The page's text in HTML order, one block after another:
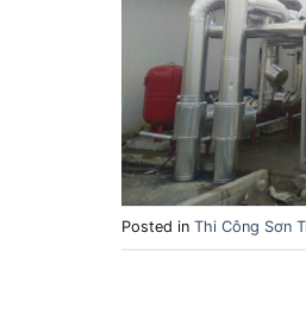
Posted in Thi Công Sơn